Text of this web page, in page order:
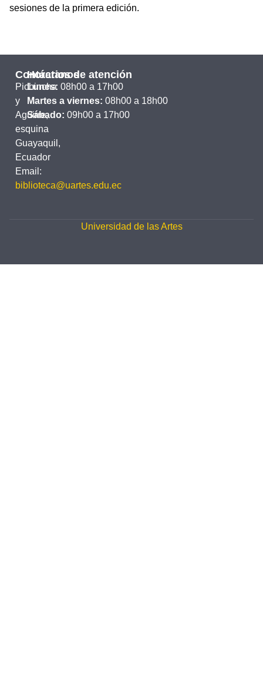
sesiones de la primera edición.
Contáctanos
Pichincha
y
Aguirre,
esquina
Guayaquil,
Ecuador
Email:
biblioteca@uartes.edu.ec
Horarios de atención
Lunes: 08h00 a 17h00
Martes a viernes: 08h00 a 18h00
Sábado: 09h00 a 17h00
Universidad de las Artes